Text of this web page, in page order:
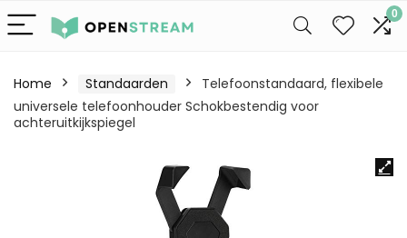
0
Home Standaarden
Telefoonstandaard, flexibele
universele telefoonhouder Schokbestendig voor
achteruitkijkspiegel